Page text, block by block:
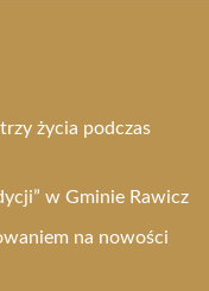
życia podczas
w Gminie Rawicz
na nowości